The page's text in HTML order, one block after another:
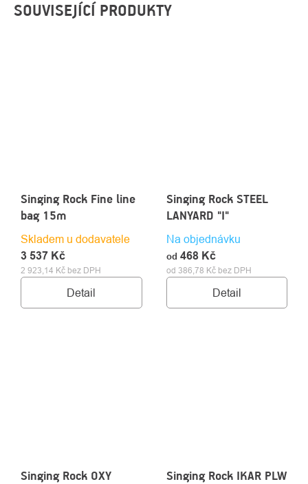
SOUVISEJÍCÍ PRODUKTY
Singing Rock Fine line
bag 15m
Skladem u dodavatele
2 923,14 Kč bez DPH
3 537 Kč
Detail
Singing Rock STEEL
LANYARD "I"
Na objednávku
od 386,78 Kč bez DPH
od 468 Kč
Detail
Singing Rock OXY
Singing Rock IKAR PLW